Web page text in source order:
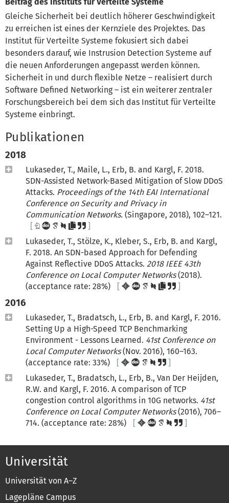
Beitrag des Instituts für Verteilte Systeme
Gleiche Sicherheit bei deutlich höherer Geschwindigkeit
zu erreichen ist eines der Kernziele des Projektes. Das
Institut für Verteilte Systeme fokusiert sich dabei
besonders darauf, wie Instrusion Detection Systeme auf
die neuen Anforderungen angepasst werden können.
Sicherheit in und durch flexible Netze – realisiert durch
Software Defined Networking – ist ein weiterer zentraler
Forschungsbereich bei dem sich das Institut für Verteilte
Systeme einbringt.
Publikationen
2018
Lukaseder, T., Maile, L., Erb, B. and Kargl, F. 2018.
SDN-Assisted Network-Based Mitigation of Slow DDoS
Attacks. Proceedings of the 14th EAI International
Conference on Security and Privacy in
Communication Networks. (Singapore, 2018), 102–121.
Lukaseder, T., Stölze, K., Kleber, S., Erb, B. and Kargl,
F. 2018. An SDN-based Approach for Defending
Against Reflective DDoS Attacks. 2018 IEEE 43th
Conference on Local Computer Networks(2018).
(acceptance rate: 28%)
2016
Lukaseder, T., Bradatsch, L., Erb, B. and Kargl, F. 2016.
Setting Up a High-Speed TCP Benchmarking
Environment - Lessons Learned. 41st Conference on
Local Computer Networks(Nov. 2016), 160–163.
(acceptance rate: 33%)
Lukaseder, T., Bradatsch, L., Erb, B., Van Der Heijden,
R.W. and Kargl, F. 2016. A comparison of TCP
congestion control algorithms in 10G networks. 41st
Conference on Local Computer Networks(2016), 706–
714. (acceptance rate: 28%)
Universität
Universität von A–Z
Lagepläne Campus